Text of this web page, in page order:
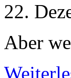
22.
Aber